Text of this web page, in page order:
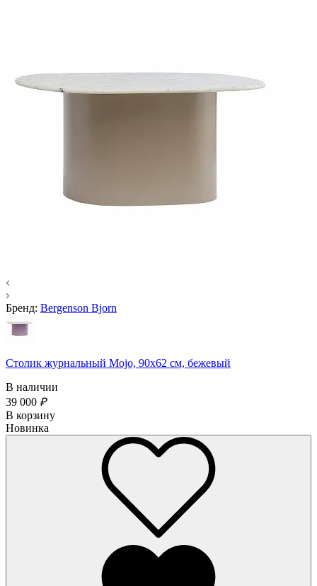
Бренд: Bergenson Bjorn
Столик журнальный Mojo, 90х62 см, бежевый
В наличии
39 000 ₽
В корзину
Новинка